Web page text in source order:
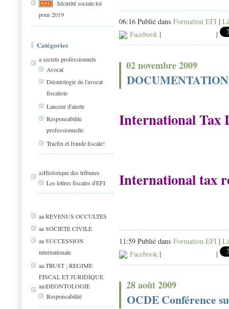
Sécurité sociale:loi
pour 2019
Catégories
a secrets professionnels
Avocat
Déontologie de l'avocat
fiscaliste
Lanceur d'alerte
Responsabilite
professionnelle
Tracfin et fraude fiscale!
a)Historique des tribunes
Les lettres fiscales d'EFI
aa REVENUS OCCULTES
aa SOCIETE CIVILE
aa SUCCESSION
internationale
aa TRUST ; REGIME
FISCAL ET JURIDIQUE
aa)DEONTOLOGIE
Responsabilité
06:16 Publié dans Formation EFI |
Facebook | |
02 novembre 2009
International Tax
International tax
11:59 Publié dans Formation EFI |
Facebook | |
28 août 2009
OCDE Conférence